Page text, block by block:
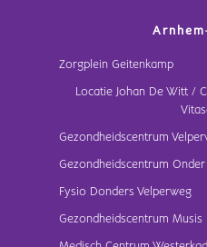
Zorgplein Geitenkamp
Locatie Johan De Witt /
Gezondheidscentrum
Gezondheidscentrum
Fysio Donders Velperweg
Gezondheidscentrum Musis